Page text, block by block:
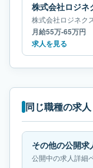
株式会社ロジネク
月給55万-65万円
求人を見る
同じ職種の求人
その他の公開求
公開中の求人詳細